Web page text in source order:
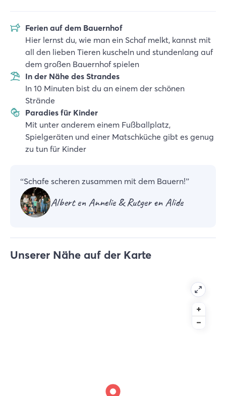
Ferien auf dem Bauernhof
Hier lernst du, wie man ein Schaf melkt, kannst mit
all den lieben Tieren kuscheln und stundenlang auf
dem großen Bauernhof spielen
In der Nähe des Strandes
In 10 Minuten bist du an einem der schönen
Strände
Paradies für Kinder
Mit unter anderem einem Fußballplatz,
Spielgeräten und einer Matschküche gibt es genug
zu tun für Kinder
“Schafe scheren zusammen mit dem Bauern!”
Albert en Annelie & Rutger en Alide
Unserer Nähe auf der Karte